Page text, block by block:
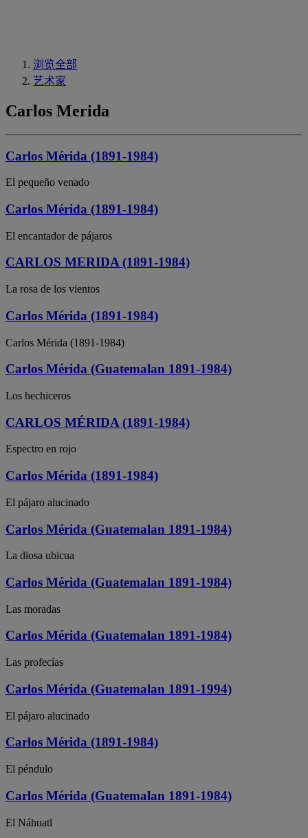
浏览全部
艺术家
Carlos Merida
Carlos Mérida (1891-1984)
El pequeño venado
Carlos Mérida (1891-1984)
El encantador de pájaros
CARLOS MERIDA (1891-1984)
La rosa de los vientos
Carlos Mérida (1891-1984)
Carlos Mérida (1891-1984)
Carlos Mérida (Guatemalan 1891-1984)
Los hechiceros
CARLOS MÉRIDA (1891-1984)
Espectro en rojo
Carlos Mérida (1891-1984)
El pájaro alucinado
Carlos Mérida (Guatemalan 1891-1984)
La diosa ubicua
Carlos Mérida (Guatemalan 1891-1984)
Las moradas
Carlos Mérida (Guatemalan 1891-1984)
Las profecías
Carlos Mérida (Guatemalan 1891-1994)
El pájaro alucinado
Carlos Mérida (1891-1984)
El péndulo
Carlos Mérida (Guatemalan 1891-1984)
El Náhuatl